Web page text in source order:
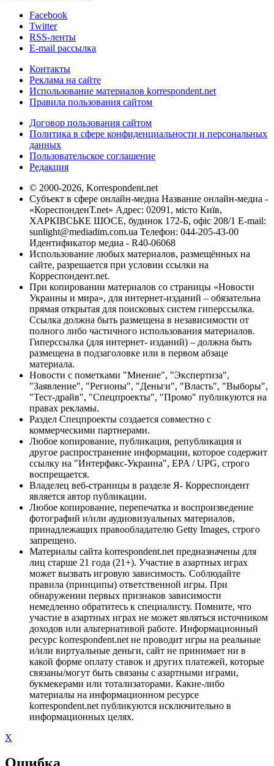
Facebook
Twitter
RSS-ленты
E-mail рассылка
Контакты
Реклама на сайте
Использование материалов korrespondent.net
Правила пользования сайтом
Договор пользования сайтом
Политика в сфере конфиденциальности и персональных
данных
Пользовательское соглашение
Редакция
© 2000-2026, Korrespondent.net
Субъект в сфере онлайн-медиа Название онлайн-медиа -
«КореспонденТ.net» Адрес: 02091, місто Київ,
ХАРКІВСЬКЕ ШОСЕ, будинок 172-Б, офіс 208/1 E-mail:
sunlight@mediadim.com.ua Телефон: 044-205-43-00
Идентификатор медиа - R40-06068
Использование любых материалов, размещённых на
сайте, разрешается при условии ссылки на
Корреспондент.net.
При копировании материалов со страницы «Новости
Украины и мира», для интернет-изданий – обязательна
прямая открытая для поисковых систем гиперссылка.
Ссылка должна быть размещена в независимости от
полного либо частичного использования материалов.
Гиперссылка (для интернет- изданий) – должна быть
размещена в подзаголовке или в первом абзаце
материала.
Новости с пометками "Мнение", "Экспертиза",
"Заявление", "Регионы", "Деньги", "Власть", "Выборы",
"Тест-драйв", "Спецпроекты", "Промо" публикуются на
правах рекламы.
Раздел Спецпроекты создается совместно с
коммерческими партнерами.
Любое копирование, публикация, републикация и
другое распространение информации, которое содержит
ссылку на "Интерфакс-Украина", EPA / UPG, строго
воспрещается.
Владелец веб-страницы в разделе Я- Корреспондент
является автор публикации.
Любое копирование, перепечатка и воспроизведение
фотографий и/или аудиовизуальных материалов,
принадлежащих правообладателю Getty Images, строго
запрещено.
Материалы сайта korrespondent.net предназначены для
лиц старше 21 года (21+). Участие в азартных играх
может вызвать игровую зависимость. Соблюдайте
правила (принципы) ответственной игры. При
обнаружении первых признаков зависимости
немедленно обратитесь к специалисту. Помните, что
участие в азартных играх не может являться источником
доходов или альтернативой работе. Информационный
ресурс korrespondent.net не проводит игры на реальные
и/или виртуальные деньги, сайт не принимает ни в
какой форме оплату ставок и других платежей, которые
связаны/могут быть связаны с азартными играми,
букмекерами или тотализаторами. Какие-либо
материалы на информационном ресурсе
korrespondent.net публикуются исключительно в
информационных целях.
X